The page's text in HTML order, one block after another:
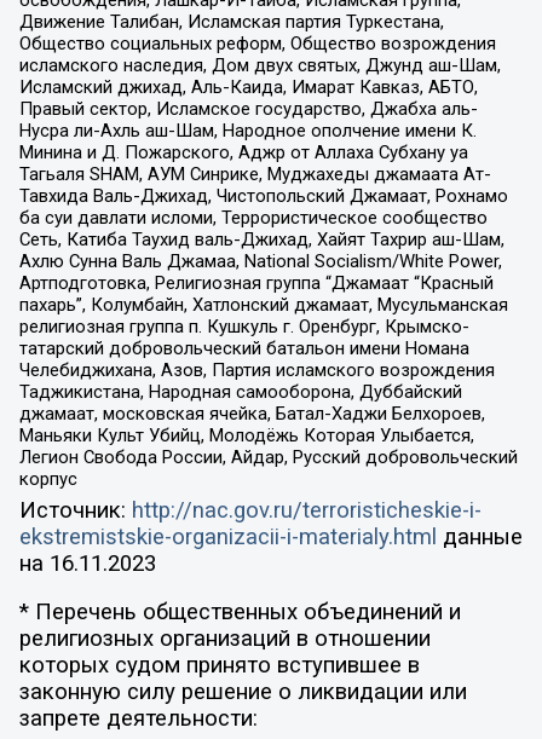
Движение Талибан, Исламская партия Туркестана,
Общество социальных реформ, Общество возрождения
исламского наследия, Дом двух святых, Джунд аш-Шам,
Исламский джихад, Аль-Каида, Имарат Кавказ, АБТО,
Правый сектор, Исламское государство, Джабха аль-
Нусра ли-Ахль аш-Шам, Народное ополчение имени К.
Минина и Д. Пожарского, Аджр от Аллаха Субхану уа
Тагьаля SHAM, АУМ Синрике, Муджахеды джамаата Ат-
Тавхида Валь-Джихад, Чистопольский Джамаат, Рохнамо
ба суи давлати исломи, Террористическое сообщество
Сеть, Катиба Таухид валь-Джихад, Хайят Тахрир аш-Шам,
Ахлю Сунна Валь Джамаа, National Socialism/White Power,
Артподготовка, Религиозная группа “Джамаат “Красный
пахарь”, Колумбайн, Хатлонский джамаат, Мусульманская
религиозная группа п. Кушкуль г. Оренбург, Крымско-
татарский добровольческий батальон имени Номана
Челебиджихана, Азов, Партия исламского возрождения
Таджикистана, Народная самооборона, Дуббайский
джамаат, московская ячейка, Батал-Хаджи Белхороев,
Маньяки Культ Убийц, Молодёжь Которая Улыбается,
Легион Свобода России, Айдар, Русский добровольческий
корпус
Источник: http://nac.gov.ru/terroristicheskie-i-
ekstremistskie-organizacii-i-materialy.html данные
на 16.11.2023
* Перечень общественных объединений и
религиозных организаций в отношении
которых судом принято вступившее в
законную силу решение о ликвидации или
запрете деятельности: